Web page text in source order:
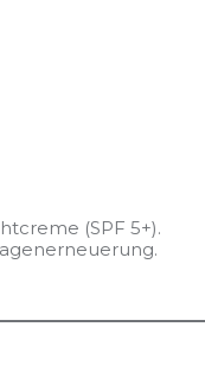
(SPF 5+).